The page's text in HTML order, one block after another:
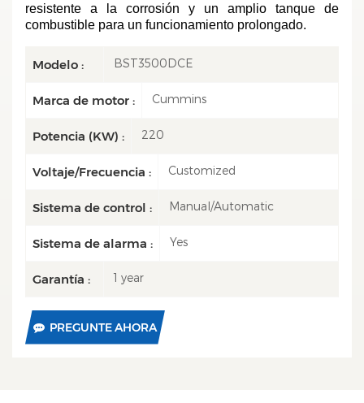
resistente a la corrosión y un amplio tanque de
combustible para un funcionamiento prolongado.
Modelo : BST3500DCE
Marca de motor : Cummins
Potencia (KW) : 220
Voltaje/Frecuencia : Customized
Sistema de control : Manual/Automatic
Sistema de alarma : Yes
Garantía : 1 year
PREGUNTE AHORA